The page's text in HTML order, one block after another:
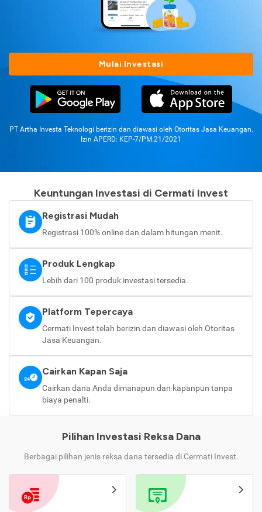
Mulai Investasi
PT Artha Investa Teknologi berizin dan diawasi oleh Otoritas Jasa Keuangan.
Izin APERD: KEP-7/PM.21/2021
Keuntungan Investasi di Cermati Invest
Registrasi Mudah
Registrasi 100% online dan dalam hitungan menit.
Produk Lengkap
Lebih dari 100 produk investasi tersedia.
Platform Tepercaya
Cermati Invest telah berizin dan diawasi oleh Otoritas
Jasa Keuangan.
Cairkan Kapan Saja
Cairkan dana Anda dimanapun dan kapanpun tanpa
biaya penalti.
Pilihan Investasi Reksa Dana
Berbagai pilihan jenis reksa dana tersedia di Cermati Invest.